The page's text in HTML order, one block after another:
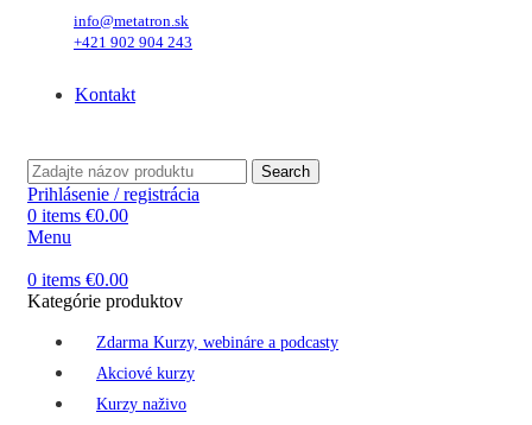
info@metatron.sk
+421 902 904 243
Kontakt
Search
Prihlásenie / registrácia
0 items €0.00
Menu
0 items €0.00
Kategórie produktov
Zdarma Kurzy, webináre a podcasty
Akciové kurzy
Kurzy naživo